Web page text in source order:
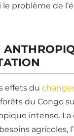
le problème de
effets du
forêts du Congo
intense.
agricoles,